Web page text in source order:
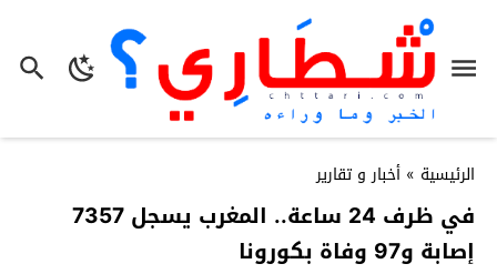
الرئيسية » أخبار و تقارير
في ظرف 24 ساعة.. المغرب يسجل 7357
إصابة و97 وفاة بكورونا